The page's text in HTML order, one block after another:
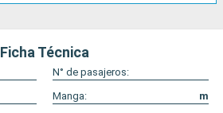
Ficha Técnica
N° de pasajeros:
Manga:
m